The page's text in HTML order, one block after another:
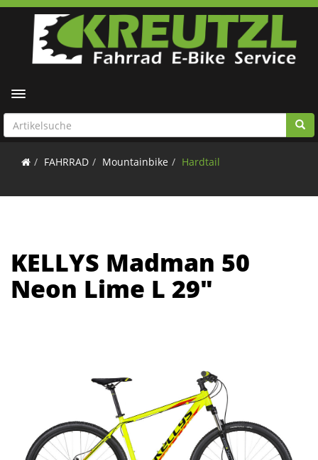
Toggle navigation
FAHRRAD Mountainbike Hardtail
KELLYS Madman 50
Neon Lime L 29"